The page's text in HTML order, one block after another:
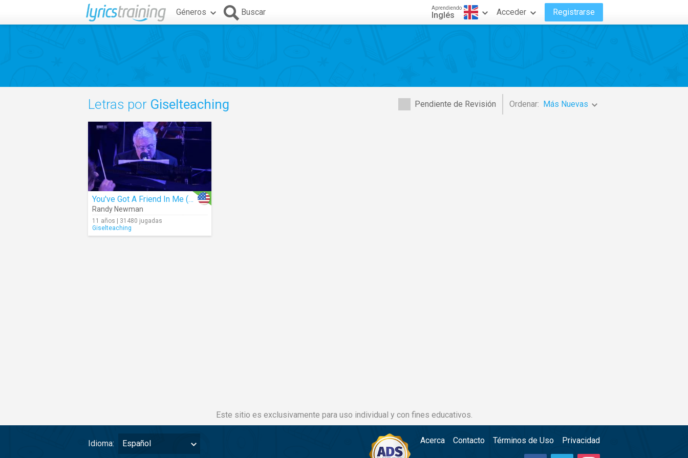
Géneros Buscar Aprendiendo
Inglés Acceder Registrarse
Pendiente de Revisión Ordenar: Más Nuevas
Letras por Giselteaching
You've Got A Friend In Me (Live)
Randy Newman
11 años | 31480 jugadas
Giselteaching
Este sitio es exclusivamente para uso individual y con fines educativos.
Idioma: Español Acerca Contacto Términos de Uso Privacidad